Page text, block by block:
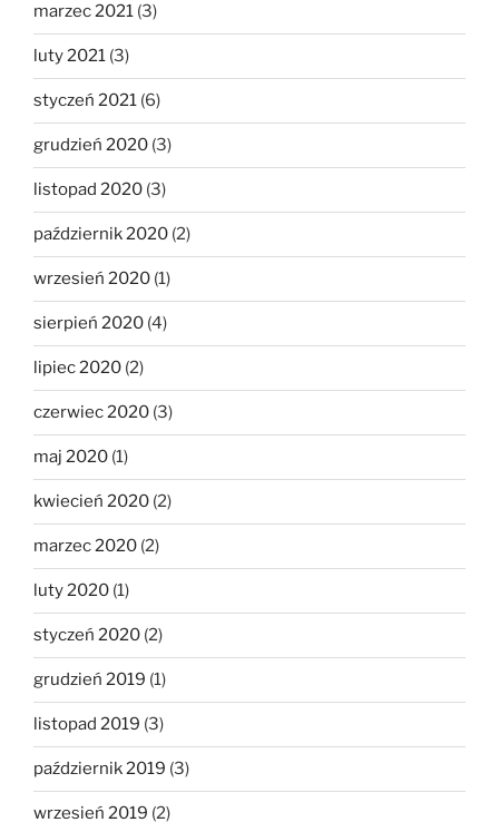
marzec 2021 (3)
luty 2021 (3)
styczeń 2021 (6)
grudzień 2020 (3)
listopad 2020 (3)
październik 2020 (2)
wrzesień 2020 (1)
sierpień 2020 (4)
lipiec 2020 (2)
czerwiec 2020 (3)
maj 2020 (1)
kwiecień 2020 (2)
marzec 2020 (2)
luty 2020 (1)
styczeń 2020 (2)
grudzień 2019 (1)
listopad 2019 (3)
październik 2019 (3)
wrzesień 2019 (2)